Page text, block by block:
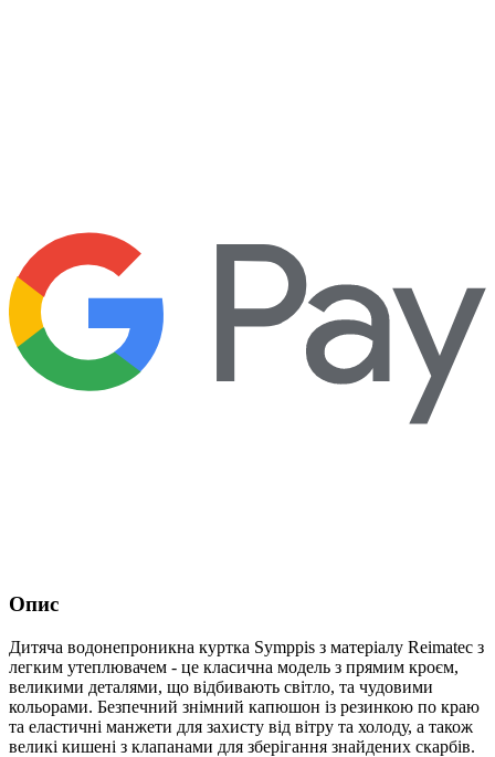
Опис
Дитяча водонепроникна куртка Symppis з матеріалу Reimatec з
легким утеплювачем - це класична модель з прямим кроєм,
великими деталями, що відбивають світло, та чудовими
кольорами. Безпечний знімний капюшон із резинкою по краю
та еластичні манжети для захисту від вітру та холоду, а також
великі кишені з клапанами для зберігання знайдених скарбів.